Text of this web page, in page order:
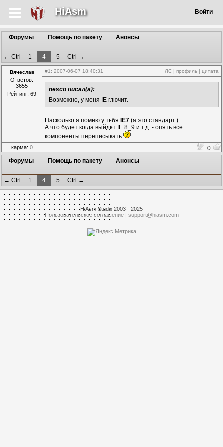
HiAsm Войти
Форумы Помощь по пакету Анонсы
← Ctrl 1 4 5 Ctrl →
Вячеслав
Ответов:
3655
Рейтинг: 69
#1 : 2007-06-07 18:40:31 ЛС | профиль | цитата
nesco писал(а):
Возможно, у меня IE глючит.
Насколько я помню у тебя IE7 (а это стандарт.)
А что будет когда выйдет IE 8_9 и т.д. - опять все
компоненты переписывать
карма: 0
0
Форумы
Помощь по пакету Анонсы
← Ctrl 1 4 5 Ctrl →
HiAsm Studio 2003 - 2025
Пользовательское соглашение| support@hiasm.com